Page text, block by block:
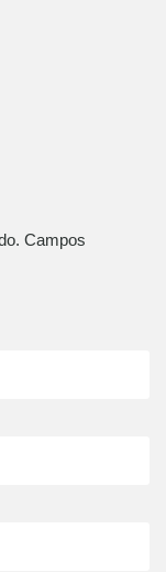
Campos